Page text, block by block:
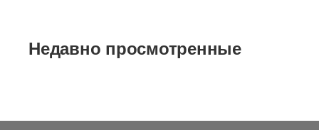
Недавно просмотренные